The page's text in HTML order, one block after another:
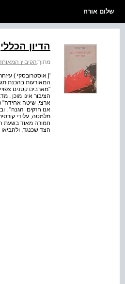
שלום אורח
הדיון הכללי
מתוך:הקיבוץ המאוחד
הציבור אינו מוכן .
ארצי, שיטה אחידה"
אנו חזקים ­ הגנה" .
מלמטה, על­ידי
חמורה מאוד בשעת
הצד שכנגד,